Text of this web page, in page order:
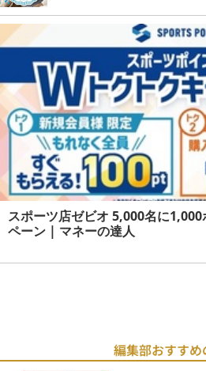
スポーツ店ゼビオ 5,000名に
ペーン | マネーの達人
編集部おすすめ